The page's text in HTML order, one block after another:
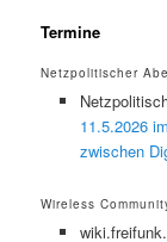
Termine
Netzpolitischer
11.5.2026
zwischen
Wireless